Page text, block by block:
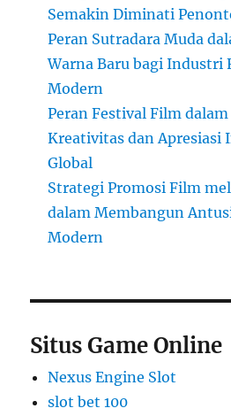
Semakin Diminati
Peran Sutradara Muda
Warna Baru bagi Industri
Modern
Peran Festival Film
Kreativitas dan Apresiasi
Global
Strategi Promosi Film
dalam Membangun
Modern
Situs Game Online
Nexus Engine Slot
slot bet 100